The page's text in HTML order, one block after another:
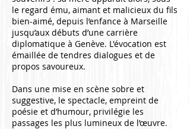
le regard ému, aimant et malicieux du fils
bien-aimé, depuis l’enfance à Marseille
jusqu’aux débuts d’une carrière
diplomatique à Genève. L'évocation est
émaillée de tendres dialogues et de
propos savoureux.
Dans une mise en scène sobre et
suggestive, le spectacle, empreint de
poésie et d’humour, privilégie les
passages les plus lumineux de l’œuvre.